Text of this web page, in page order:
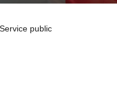
Service public